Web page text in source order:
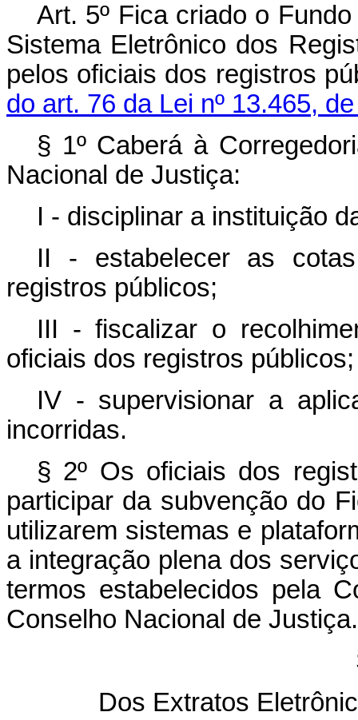
Art. 5º Fica criado o
Sistema Eletrônico dos
pelos oficiais dos registros
do art. 76 da Lei nº 13.465,
§ 1º Caberá à
Nacional de Justiça:
I - disciplinar a instituição
II - estabelecer as
registros públicos;
III - fiscalizar o
oficiais dos registros
IV - supervisionar a
incorridas.
§ 2º Os oficiais dos
participar da subvenção do
utilizarem sistemas e
a integração plena dos
termos estabelecidos pela
Conselho Nacional de Justiça.
Dos Extratos